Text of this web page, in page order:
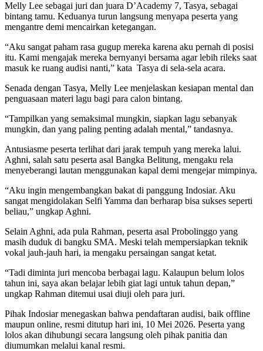
Melly Lee sebagai juri dan juara D’Academy 7, Tasya, sebagai
bintang tamu. Keduanya turun langsung menyapa peserta yang
mengantre demi mencairkan ketegangan.
“Aku sangat paham rasa gugup mereka karena aku pernah di posisi
itu. Kami mengajak mereka bernyanyi bersama agar lebih rileks saat
masuk ke ruang audisi nanti,” kata Tasya di sela-sela acara.
Senada dengan Tasya, Melly Lee menjelaskan kesiapan mental dan
penguasaan materi lagu bagi para calon bintang.
“Tampilkan yang semaksimal mungkin, siapkan lagu sebanyak
mungkin, dan yang paling penting adalah mental,” tandasnya.
Antusiasme peserta terlihat dari jarak tempuh yang mereka lalui.
Aghni, salah satu peserta asal Bangka Belitung, mengaku rela
menyeberangi lautan menggunakan kapal demi mengejar mimpinya.
“Aku ingin mengembangkan bakat di panggung Indosiar. Aku
sangat mengidolakan Selfi Yamma dan berharap bisa sukses seperti
beliau,” ungkap Aghni.
Selain Aghni, ada pula Rahman, peserta asal Probolinggo yang
masih duduk di bangku SMA. Meski telah mempersiapkan teknik
vokal jauh-jauh hari, ia mengaku persaingan sangat ketat.
“Tadi diminta juri mencoba berbagai lagu. Kalaupun belum lolos
tahun ini, saya akan belajar lebih giat lagi untuk tahun depan,”
ungkap Rahman ditemui usai diuji oleh para juri.
Pihak Indosiar menegaskan bahwa pendaftaran audisi, baik offline
maupun online, resmi ditutup hari ini, 10 Mei 2026. Peserta yang
lolos akan dihubungi secara langsung oleh pihak panitia dan
diumumkan melalui kanal resmi.